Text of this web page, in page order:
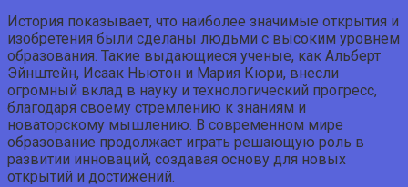
История показывает, что наиболее значимые открытия и
изобретения были сделаны людьми с высоким уровнем
образования. Такие выдающиеся ученые, как Альберт
Эйнштейн, Исаак Ньютон и Мария Кюри, внесли
огромный вклад в науку и технологический прогресс,
благодаря своему стремлению к знаниям и
новаторскому мышлению. В современном мире
образование продолжает играть решающую роль в
развитии инноваций, создавая основу для новых
открытий и достижений.